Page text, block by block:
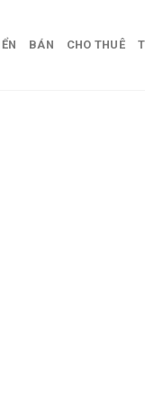
BÁN CHO THUÊ